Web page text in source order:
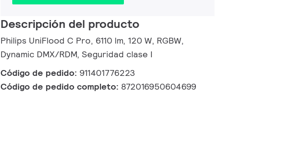
Descripción del producto
Philips UniFlood C Pro, 6110 lm, 120 W, RGBW,
Dynamic DMX/RDM, Seguridad clase I
Código de pedido: 911401776223
Código de pedido completo: 872016950604699